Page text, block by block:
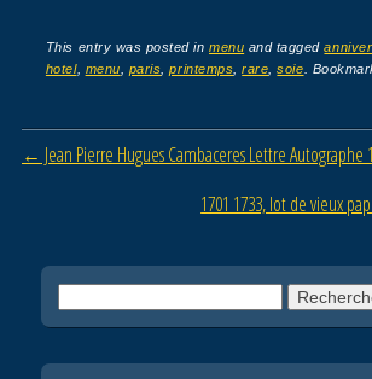
c
e
b
o
tt
er
ail
ta
g
er
This entry was posted inmenu and tagged
hotel, menu paris ,printemps ,rare ,soie .
Post navigation
← Jean Pierre Hugues Cambaceres Lettre Autographe
1701 1733, lot de vieux